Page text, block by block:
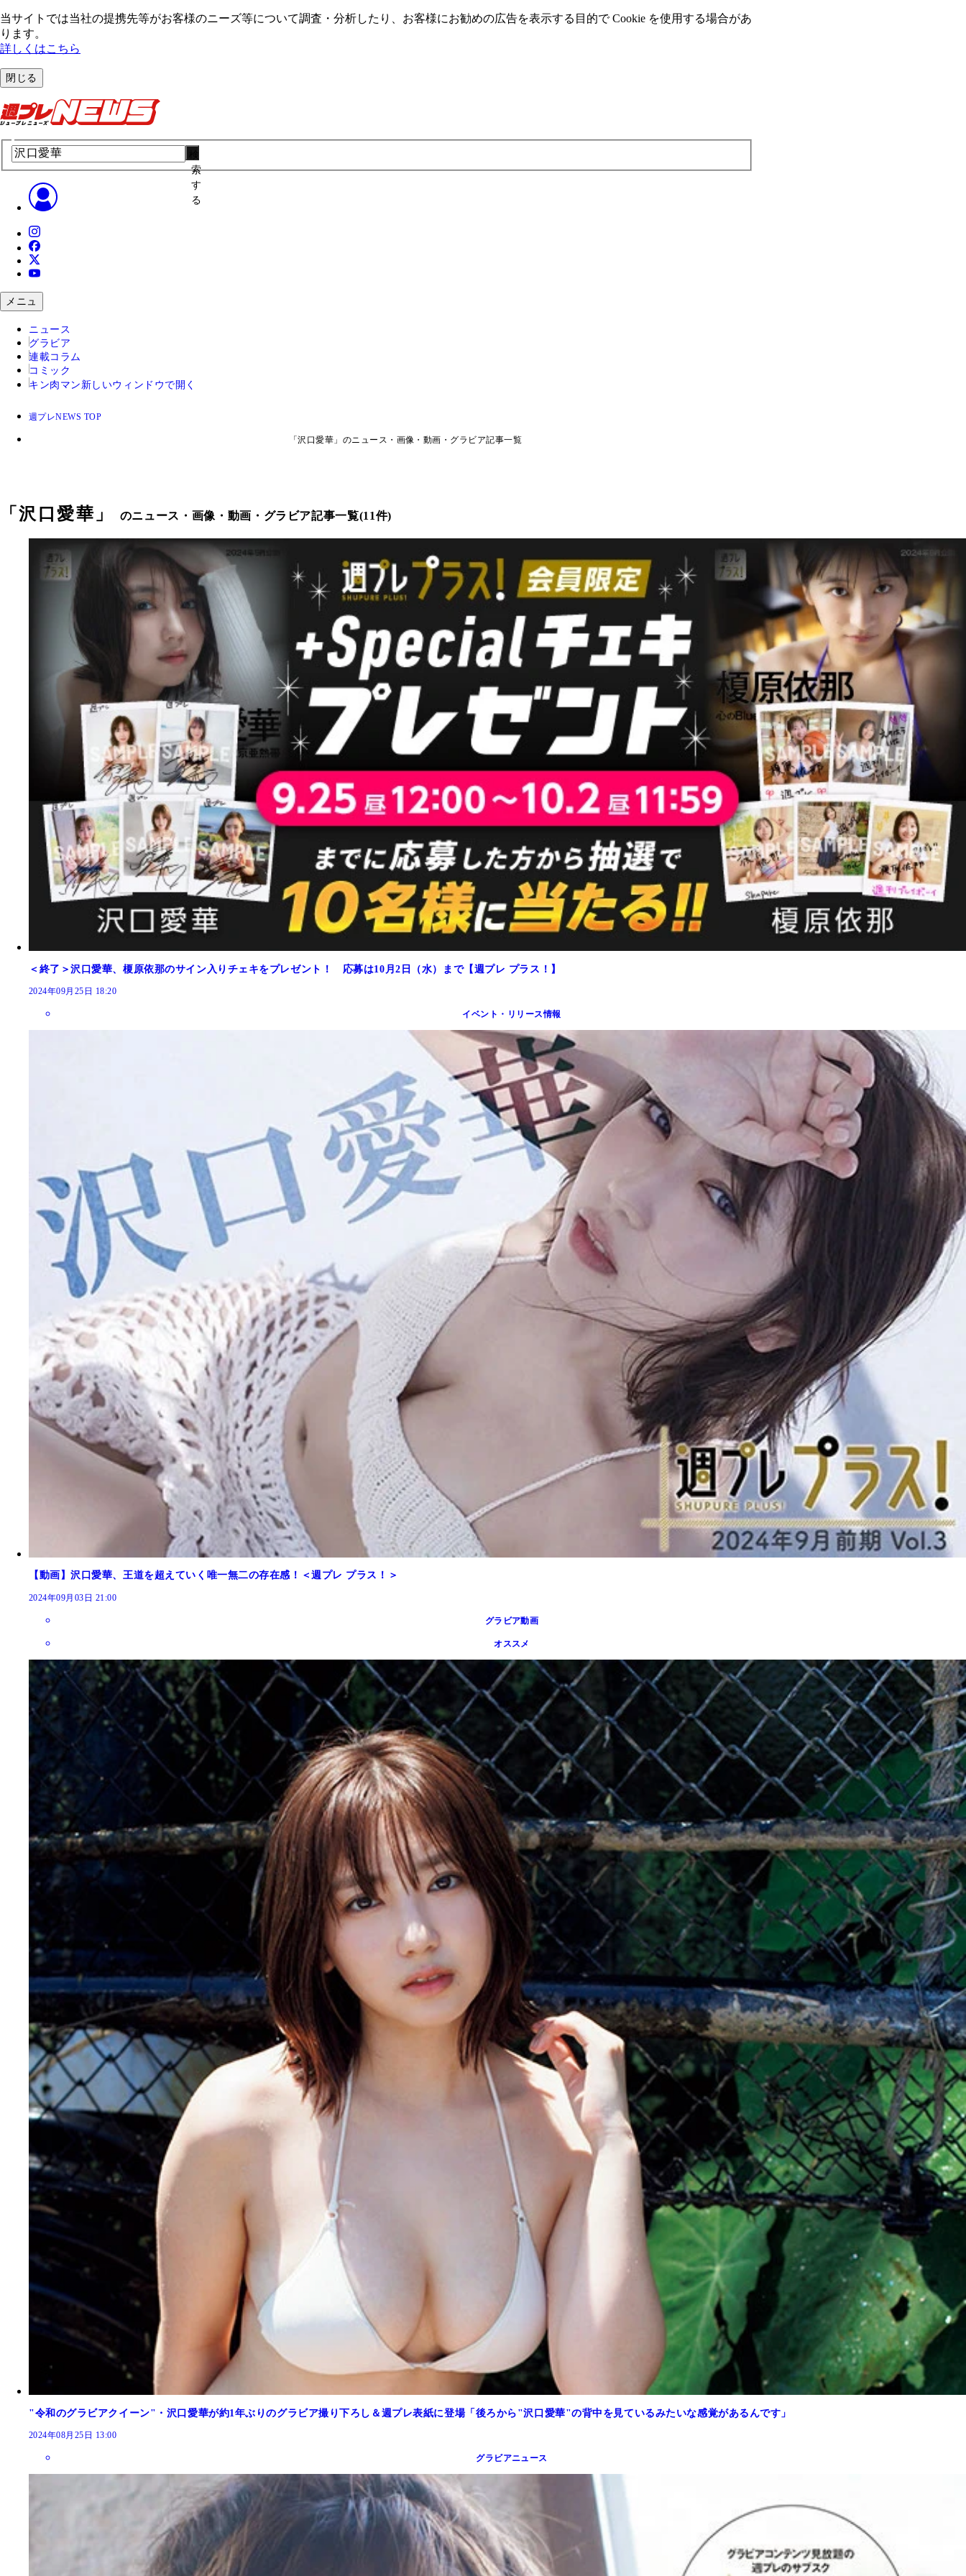
当サイトでは当社の提携先等がお客様のニーズ等について調査・分析したり、お客様にお勧めの広告を表⽰する⽬的で Cookie を使⽤する場合があ
ります。
詳しくはこちら
閉じる
索
す
る
メニュ
ニュース
グラビア
連載コラム
コミック
キン肉マン 新しいウィンドウで開く
週プレNEWS TOP
「沢口愛華」のニュース・画像・動画・グラビア記事一覧
「沢口愛華 」 のニュース・画像・動画・グラビア記事一覧(11件)
＜終了＞沢口愛華、榎原依那のサイン入りチェキをプレゼント！ 応募は10月2日（水）まで【週プレ プラス！】
2024年09月25日 18:20
イベント・リリース情報
【動画】沢口愛華、王道を超えていく唯一無二の存在感！＜週プレ プラス！＞
2024年09月03日 21:00
グラビア動画
オススメ
"令和のグラビアクイーン"・沢口愛華が約1年ぶりのグラビア撮り下ろし＆週プレ表紙に登場「後ろから"沢口愛華"の背中を見ているみたいな感覚があるんです」
2024年08月25日 13:00
グラビアニュース